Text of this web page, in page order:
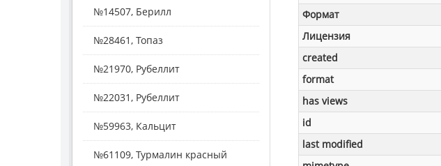
Формат
Лицензия
created
format
has views
id
last modified
№14507, Берилл
№28461, Топаз
№21970, Рубеллит
№22031, Рубеллит
№59963, Кальцит
№61109, Турмалин красный